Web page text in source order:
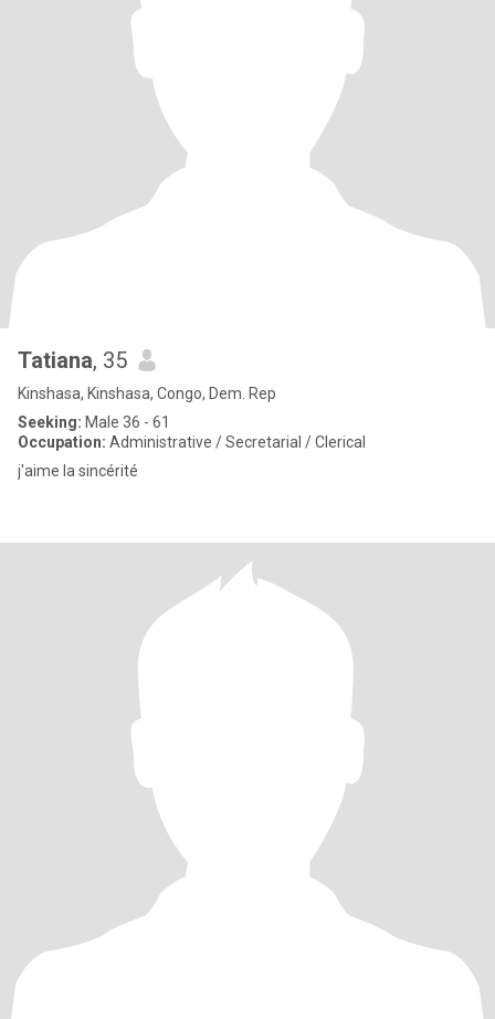
Tatiana, 35
Kinshasa, Kinshasa, Congo, Dem. Rep
Seeking: Male 36 - 61
Occupation: Administrative / Secretarial / Clerical
j'aime la sincérité